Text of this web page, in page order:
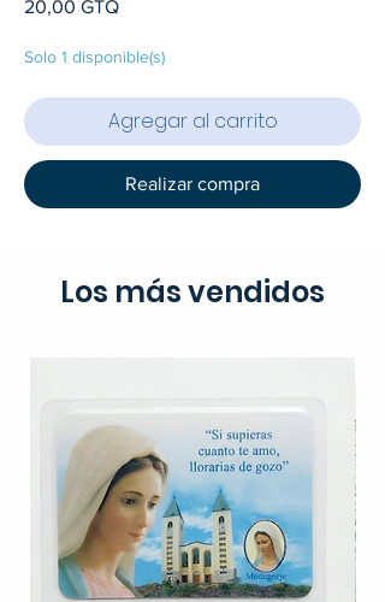
20,00 GTQPrecio
Solo 1 disponible(s)
Agregar al carrito
Realizar compra
Los más vendidos